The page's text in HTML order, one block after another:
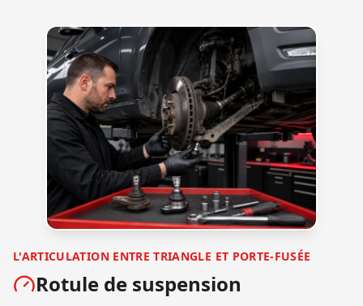
L'ARTICULATION ENTRE TRIANGLE ET PORTE-FUSÉE
Rotule de suspension